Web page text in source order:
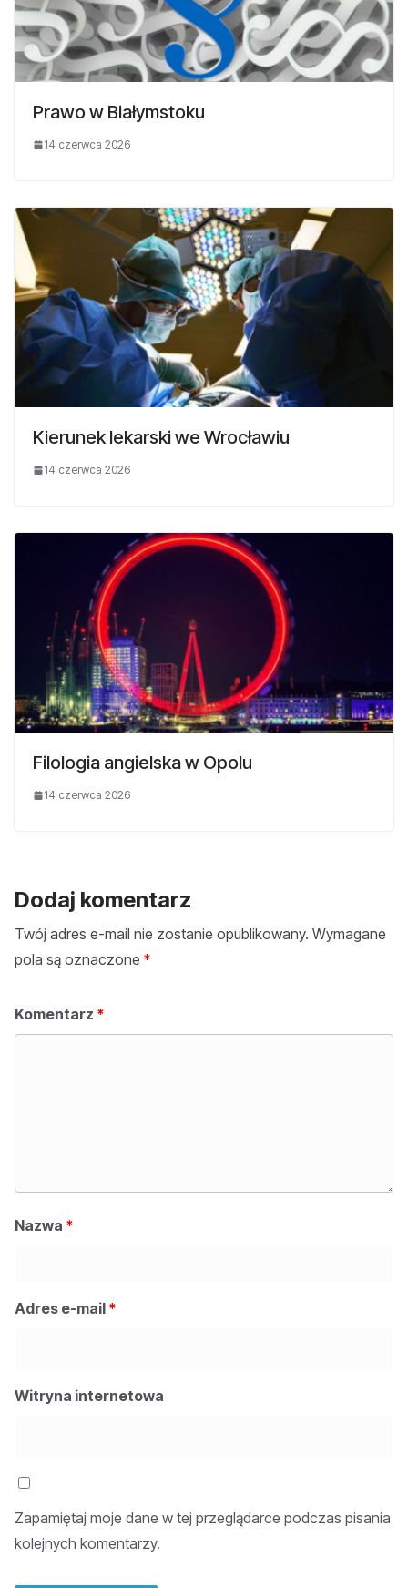
Prawo w Białymstoku
14 czerwca 2026
Kierunek lekarski we Wrocławiu
14 czerwca 2026
Filologia angielska w Opolu
14 czerwca 2026
Dodaj komentarz
Twój adres e-mail nie zostanie opublikowany. Wymagane
pola są oznaczone *
Komentarz *
Nazwa *
Adres e-mail *
Witryna internetowa
Zapamiętaj moje dane w tej przeglądarce podczas pisania
kolejnych komentarzy.